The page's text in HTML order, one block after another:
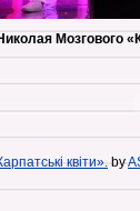
Мозгового
квіти». by